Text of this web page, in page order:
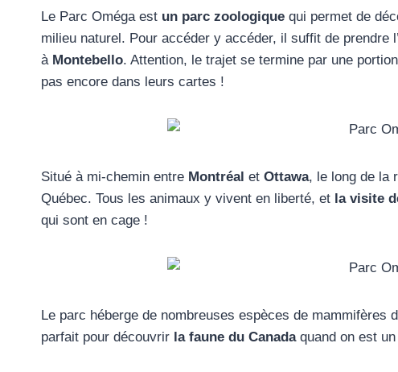
Le Parc Oméga est un parc zoologique qui permet de
milieu naturel. Pour accéder y accéder, il suffit de prendre l’
à Montebello. Attention, le trajet se termine par une
pas encore dans leurs cartes !
Situé à mi-chemin entre Montréal et Ottawa, le long de la
Québec. Tous les animaux y vivent en liberté, et la visite
qui sont en cage !
Le parc héberge de nombreuses espèces de mammifères
parfait pour découvrir la faune du Canadaquand on est